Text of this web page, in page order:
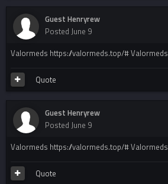
Guest Henryrew
Posted June 9
Valormeds https://valormeds.top/# Valormeds
Quote
Guest Henryrew
Posted June 9
Valormeds https://valormeds.top/# Valormeds
Quote